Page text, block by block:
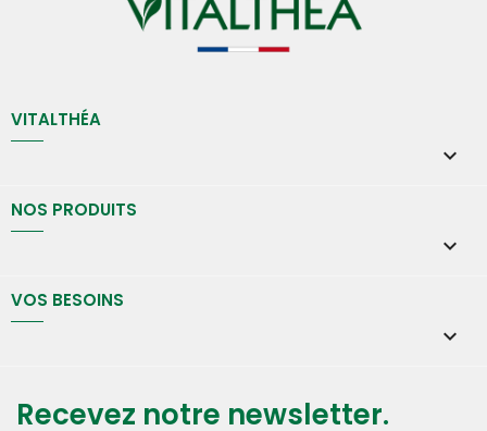
VITALTHÉA

NOS PRODUITS

VOS BESOINS

Recevez notre newsletter.